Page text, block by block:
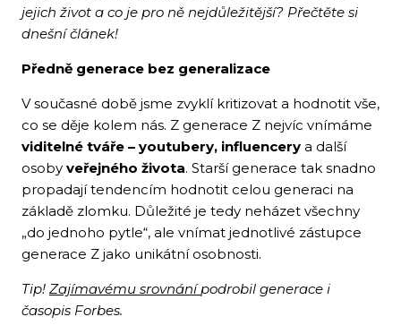
jejich život a co je pro ně nejdůležitější? Přečtěte si
dnešní článek!
Předně generace bez generalizace
V současné době jsme zvyklí kritizovat a hodnotit vše,
co se děje kolem nás. Z generace Z nejvíc vnímáme
viditelné tváře – youtubery, influencery a další
osoby veřejného života. Starší generace tak snadno
propadají tendencím hodnotit celou generaci na
základě zlomku. Důležité je tedy neházet všechny
„do jednoho pytle“, ale vnímat jednotlivé zástupce
generace Z jako unikátní osobnosti.
Tip! Zajímavému srovnánípodrobil generace i
časopis Forbes.